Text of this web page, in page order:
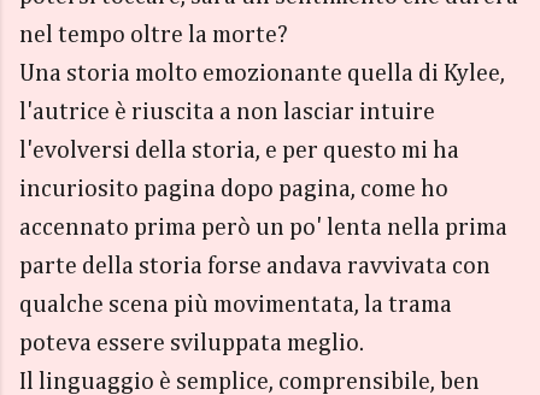
nel tempo oltre la morte?
Una storia molto emozionante quella di Kylee,
l'autrice è riuscita a non lasciar intuire
l'evolversi della storia, e per questo mi ha
incuriosito pagina dopo pagina, come ho
accennato prima però un po' lenta nella prima
parte della storia forse andava ravvivata con
qualche scena più movimentata, la trama
poteva essere sviluppata meglio.
Il linguaggio è semplice, comprensibile, ben